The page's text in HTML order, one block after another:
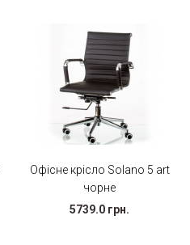
Офісне крісло Solano 5 art
чорне
5739.0 грн.